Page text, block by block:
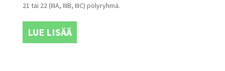
21 tai 22 (IIIA, IIIB, IIIC) pölyryhmä.
LUE LISÄÄ